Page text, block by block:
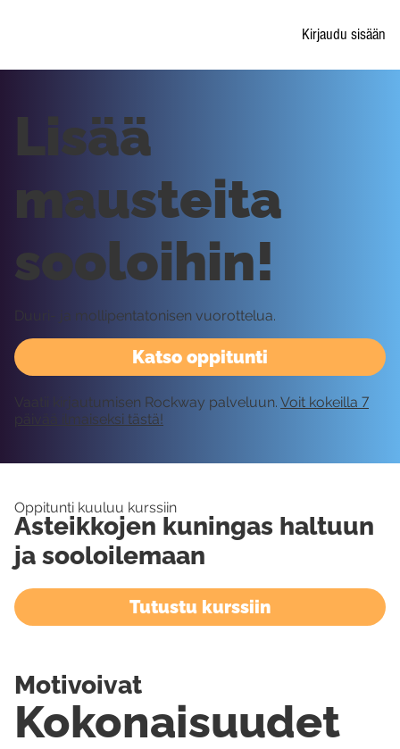
Kirjaudu sisään
Katso oppitunti
Lisää
mausteita
sooloihin!
Duuri- ja mollipentatonisen vuorottelua.
Vaatii kirjautumisen Rockway palveluun. Voit kokeilla 7
päivää ilmaiseksi tästä!
Oppitunti kuuluu kurssiin
Asteikkojen kuningas haltuun
ja sooloilemaan
Tutustu kurssiin
Kokonaisuudet
Motivoivat